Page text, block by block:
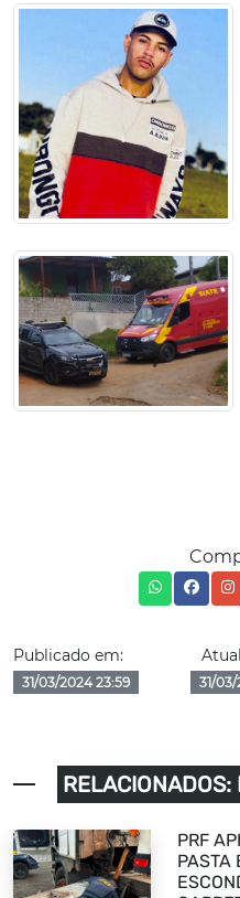
Publicado em:
31/03/2024 23:59 31/
RELACIONADOS:
PRF
PASTA